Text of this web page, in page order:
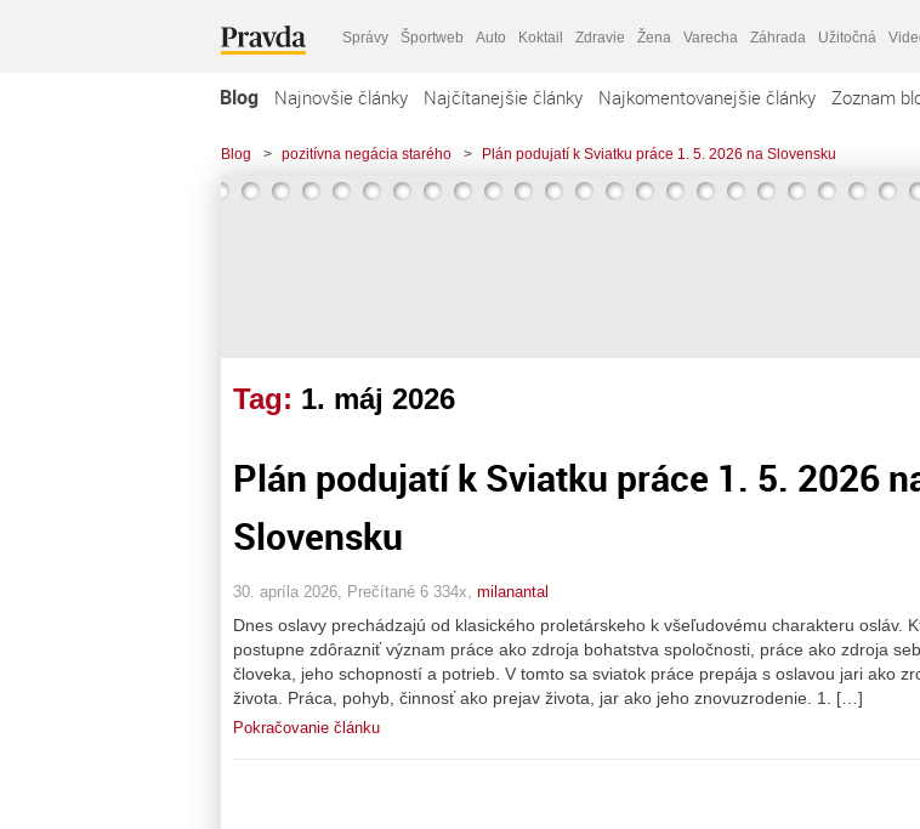
Správy Športweb Auto Koktail Zdravie Žena Varecha Záhrada Užitočná
Blog Najnovšie články Najčítanejšie články Najkomentovanejšie články Zoznam
Blog > pozitívna negácia starého > Plán podujatí k Sviatku práce 1. 5. 2026 na Slovensku
Tag: 1. máj 2026
Plán podujatí k Sviatku práce 1. 5. 2026
Slovensku
30. apríla 2026, Prečítané 6 334x, milanantal
Dnes oslavy prechádzajú od klasického proletárskeho k všeľudovému charakteru osláv.
postupne zdôrazniť význam práce ako zdroja bohatstva spoločnosti, práce ako zdroja
človeka, jeho schopností a potrieb. V tomto sa sviatok práce prepája s oslavou jari ako
života. Práca, pohyb, činnosť ako prejav života, jar ako jeho znovuzrodenie. 1. […]
Pokračovanie článku